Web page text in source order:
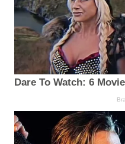
Dare To Watch: 6